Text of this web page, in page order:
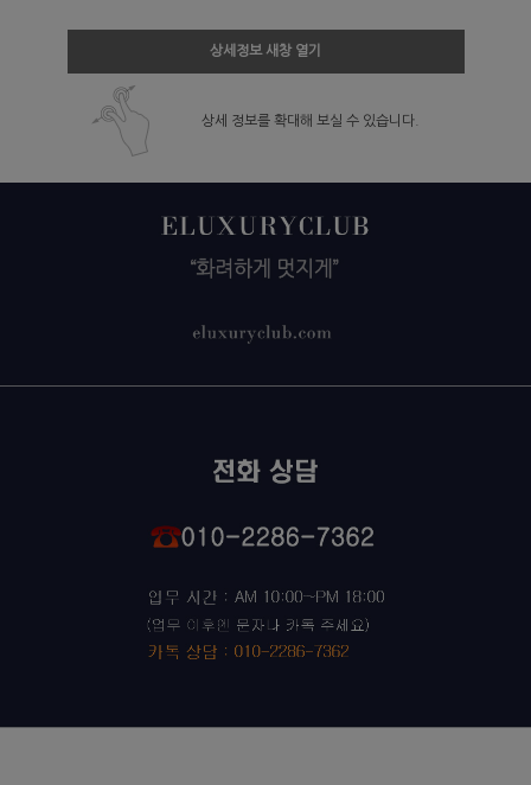
상세정보 새창 열기
상세 정보를 확대해 보실 수 있습니다.